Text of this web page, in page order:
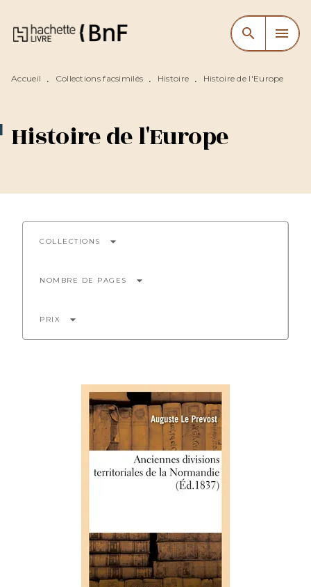
MENU RECHERCHE
CONTENU
search menu
Accueil • Collections facsimilés • Histoire • Histoire de l'Europe
Histoire de l'Europe
COLLECTIONS arrow_drop_down
NOMBRE DE PAGES arrow_drop_down
PRIX arrow_drop_down